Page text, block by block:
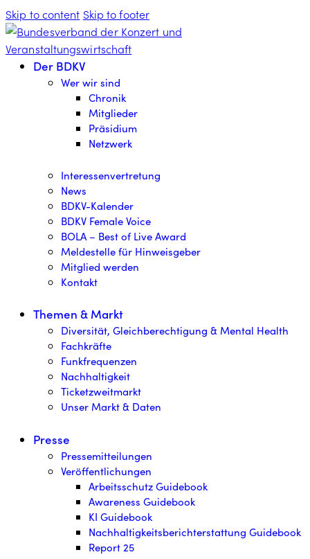
Skip to content Skip to footer
Der BDKV
Wer wir sind
Chronik
Mitglieder
Präsidium
Netzwerk
Interessenvertretung
News
BDKV-Kalender
BDKV Female Voice
BOLA – Best of Live Award
Meldestelle für Hinweisgeber
Mitglied werden
Kontakt
Themen & Markt
Diversität, Gleichberechtigung & Mental Health
Fachkräfte
Funkfrequenzen
Nachhaltigkeit
Ticketzweitmarkt
Unser Markt & Daten
Presse
Pressemitteilungen
Veröffentlichungen
Arbeitsschutz Guidebook
Awareness Guidebook
KI Guidebook
Nachhaltigkeitsberichterstattung Guidebook
Report 25